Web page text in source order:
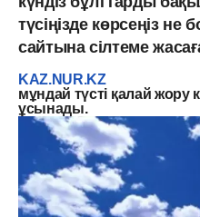
түсіңізде көрсеңіз не
сайтына сілтеме
KAZ.NUR.KZ
мұндай түсті қалай жору
ұсынады.